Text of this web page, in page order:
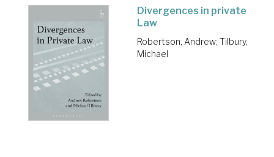
Divergences in private
Law
Robertson, Andrew; Tilbury,
Michael